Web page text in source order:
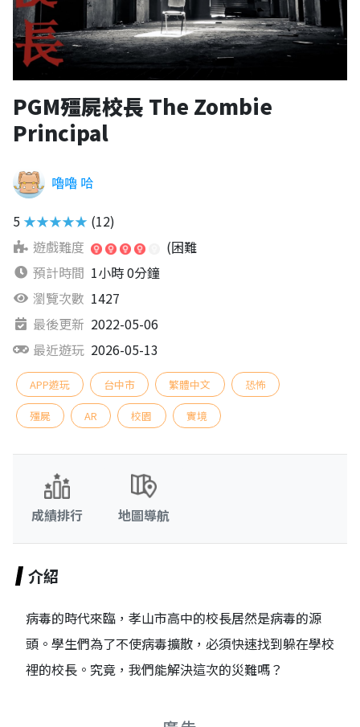
PGM殭屍校長 The Zombie
Principal
嚕嚕 哈
5 ★★★★★ (12)
遊戲難度
(困難
預計時間 1小時 0分鐘
瀏覽次數 1427
最後更新 2022-05-06
最近遊玩 2026-05-13
APP遊玩 台中市 繁體中文 恐怖
殭屍 AR 校園 實境
成績排行 地圖導航
介紹
病毒的時代來臨，孝山市高中的校長居然是病毒的源
頭。學生們為了不使病毒擴散，必須快速找到躲在學校
裡的校長。究竟，我們能解決這次的災難嗎？